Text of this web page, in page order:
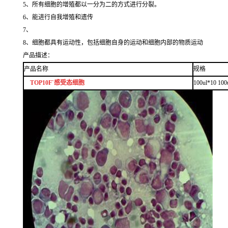
5、所有细胞的增殖都以一分为二的方式进行分裂。
6、能进行自我增殖和遗传
7、
8、细胞都具有运动性，包括细胞自身的运动和细胞内部的物质运动
产品描述：
产品名称
规格
TOP10F`感受态细胞
100ul*10